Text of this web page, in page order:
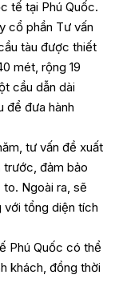
tế tại Phú Quốc.
cổ phần Tư vấn
tàu được thiết
mét, rộng 19
cầu dẫn dài
để đưa hành
tư vấn đề xuất
trước, đảm bảo
Ngoài ra, sẽ
với tổng diện tích
Phú Quốc có thể
khách, đồng thời